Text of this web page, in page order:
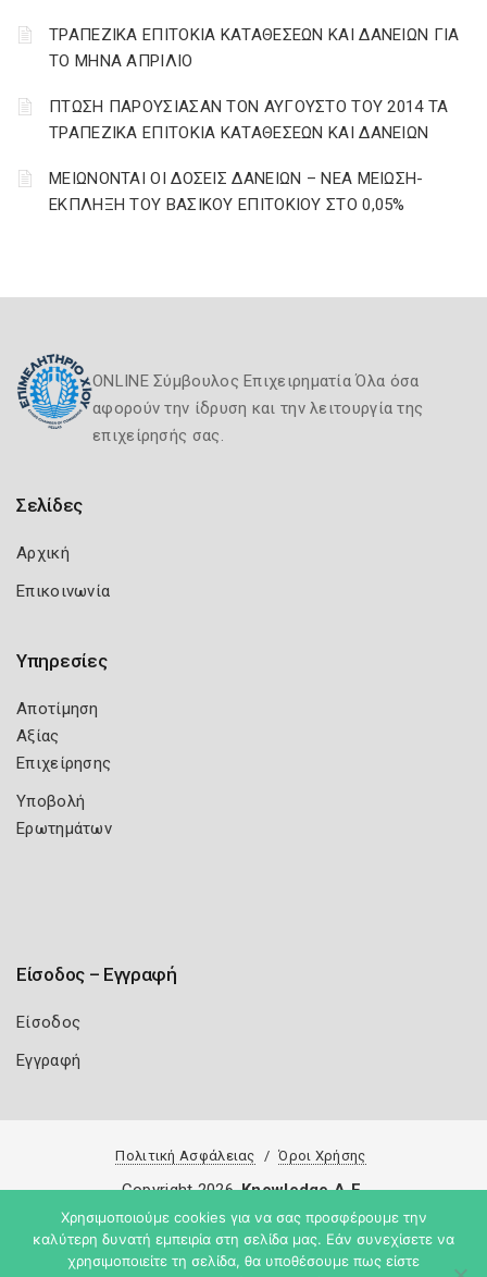
ΤΡΑΠΕΖΙΚΑ ΕΠΙΤΟΚΙΑ ΚΑΤΑΘΕΣΕΩΝ ΚΑΙ ΔΑΝΕΙΩΝ ΓΙΑ
ΤΟ ΜΗΝΑ ΑΠΡΙΛΙΟ
ΠΤΩΣΗ ΠΑΡΟΥΣΙΑΣΑΝ ΤΟΝ ΑΥΓΟΥΣΤΟ ΤΟΥ 2014 ΤΑ
ΤΡΑΠΕΖΙΚΑ ΕΠΙΤΟΚΙΑ ΚΑΤΑΘΕΣΕΩΝ ΚΑΙ ΔΑΝΕΙΩΝ
ΜΕΙΩΝΟΝΤΑΙ ΟΙ ΔΟΣΕΙΣ ΔΑΝΕΙΩΝ – ΝΕΑ ΜΕΙΩΣΗ-
ΕΚΠΛΗΞΗ ΤΟΥ ΒΑΣΙΚΟΥ ΕΠΙΤΟΚΙΟΥ ΣΤΟ 0,05%
ONLINE Σύμβουλος Επιχειρηματία Όλα όσα
αφορούν την ίδρυση και την λειτουργία της
επιχείρησής σας.
Σελίδες
Αρχική
Επικοινωνία
Υπηρεσίες
Αποτίμηση
Αξίας
Επιχείρησης
Υποβολή
Ερωτημάτων
Είσοδος – Εγγραφή
Είσοδος
Εγγραφή
Πολιτική Ασφάλειας Όροι Χρήσης
Copyright 2026 Knowledge A.E.
Χρησιμοποιούμε cookies για να σας προσφέρουμε την
καλύτερη δυνατή εμπειρία στη σελίδα μας. Εάν συνεχίσετε να
χρησιμοποιείτε τη σελίδα, θα υποθέσουμε πως είστε